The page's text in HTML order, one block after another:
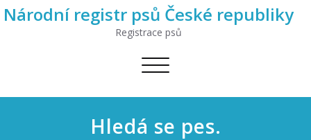
Národní registr psů České republiky
Registrace psů
Toggle
Hledá se pes.